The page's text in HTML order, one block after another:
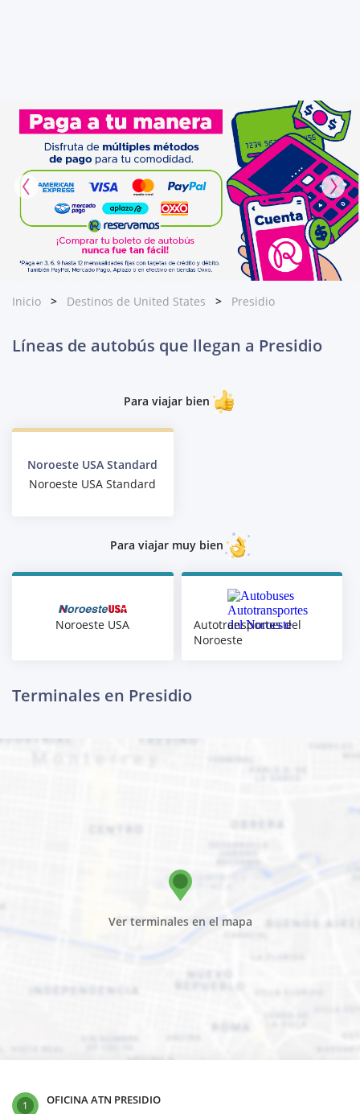
Inicio Destinos de United States Presidio
Líneas de autobús que llegan a Presidio
Para viajar bien
Noroeste USA Standard
Noroeste USA Standard
Para viajar muy bien
Noroeste USA
Autotransportes del
Noroeste
Terminales en Presidio
Ver terminales en el mapa
1 OFICINA ATN PRESIDIO